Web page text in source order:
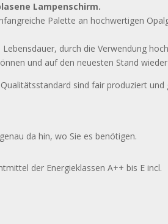
Lampenschirm.
Palette an hochwertigen
durch die Verwendung
und auf den neuesten Stand
sind fair produziert
da hin, wo Sie es benötigen.
der Energieklassen A++ bis E incl.